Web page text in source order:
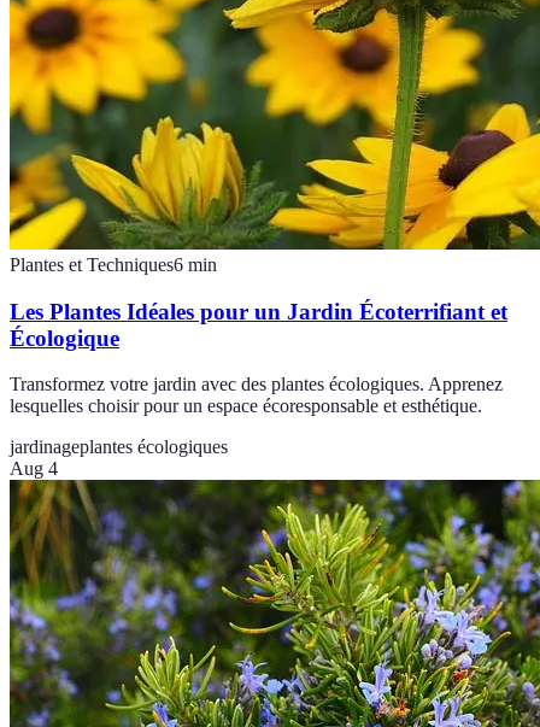
Plantes et Techniques6 min
Les Plantes Idéales pour un Jardin Écoterrifiant et
Écologique
Transformez votre jardin avec des plantes écologiques. Apprenez
lesquelles choisir pour un espace écoresponsable et esthétique.
jardinageplantes écologiques
Aug 4